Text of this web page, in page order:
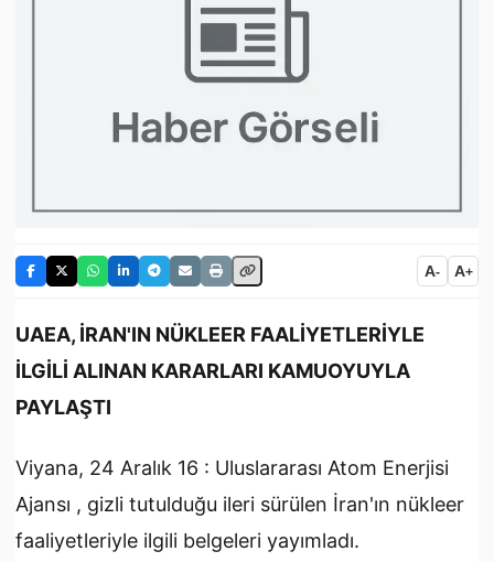
A- A+
UAEA, İRAN'IN NÜKLEER FAALİYETLERİYLE
İLGİLİ ALINAN KARARLARI KAMUOYUYLA
PAYLAŞTI
Viyana, 24 Aralık 16 : Uluslararası Atom Enerjisi
Ajansı , gizli tutulduğu ileri sürülen İran'ın nükleer
faaliyetleriyle ilgili belgeleri yayımladı.